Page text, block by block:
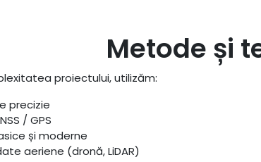
Metode și
proiectului, utilizăm:
precizie
/ GPS
și moderne
aeriene (dronă, LiDAR)